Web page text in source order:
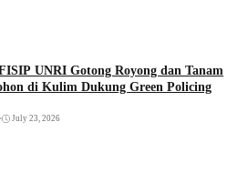
UNRI Gotong Royong dan Tanam
di Kulim Dukung Green Policing
• July 23, 2026